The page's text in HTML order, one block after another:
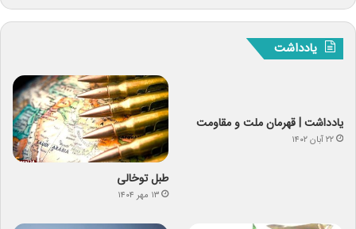
یادداشت
یادداشت | قهرمان ملت و مقاومت
۲۲ آبان ۱۴۰۲
طبل توخالی
۱۳ مهر ۱۴۰۴